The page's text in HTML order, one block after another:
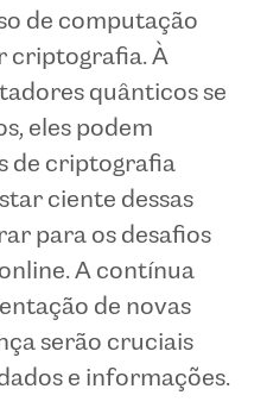
de computação
criptografia. À
quânticos se
eles podem
de criptografia
ciente dessas
para os desafios
A contínua
de novas
serão cruciais
e informações.